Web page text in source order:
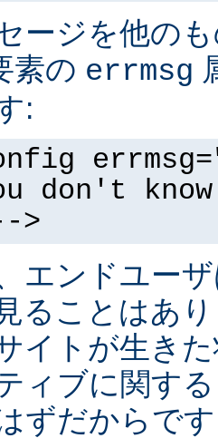
ージを他の
素の errmsg
:
don't
>
エンドユー
ることはあ
イトが生き
ィブに関す
ずだからで